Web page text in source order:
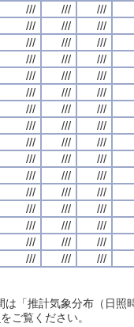
/// ///
///
/// ///
///
/// ///
///
/// ///
///
/// ///
///
/// ///
///
/// ///
///
/// ///
///
/// ///
///
/// ///
///
/// ///
///
/// ///
///
/// ///
///
/// ///
///
/// ///
///
/// /// ///
「推計気象分布（日
をご覧ください。